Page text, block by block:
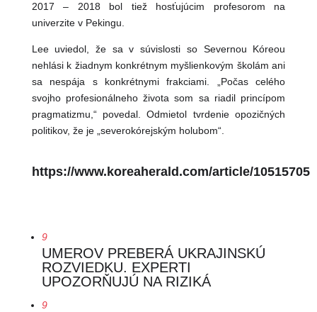
2017 – 2018 bol tiež hosťujúcim profesorom na
univerzite v Pekingu.
Lee uviedol, že sa v súvislosti so Severnou Kóreou
nehlási k žiadnym konkrétnym myšlienkovým školám ani
sa nespája s konkrétnymi frakciami. „Počas celého
svojho profesionálneho života som sa riadil princípom
pragmatizmu,“ povedal. Odmietol tvrdenie opozičných
politikov, že je „severokórejským holubom“.
https://www.koreaherald.com/article/10515705
9
UMEROV PREBERÁ UKRAJINSKÚ
ROZVIEDKU. EXPERTI
UPOZORŇUJÚ NA RIZIKÁ
9